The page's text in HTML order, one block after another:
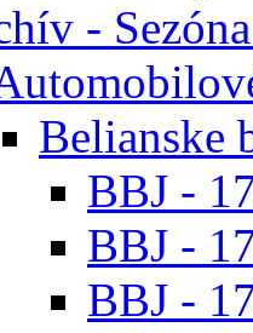
-
Belianske
BBJ -
BBJ -
BBJ -